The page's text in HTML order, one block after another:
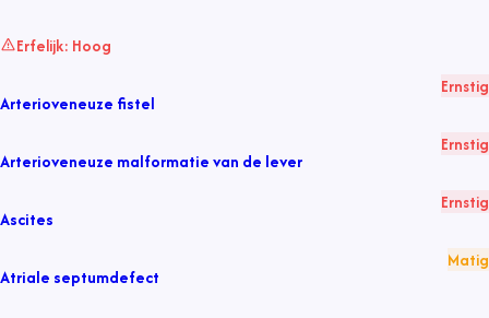
Erfelijk: Hoog
Arterioveneuze fistel
Ernstig
Arterioveneuze malformatie van de lever
Ernstig
Ascites
Ernstig
Atriale septumdefect
Matig